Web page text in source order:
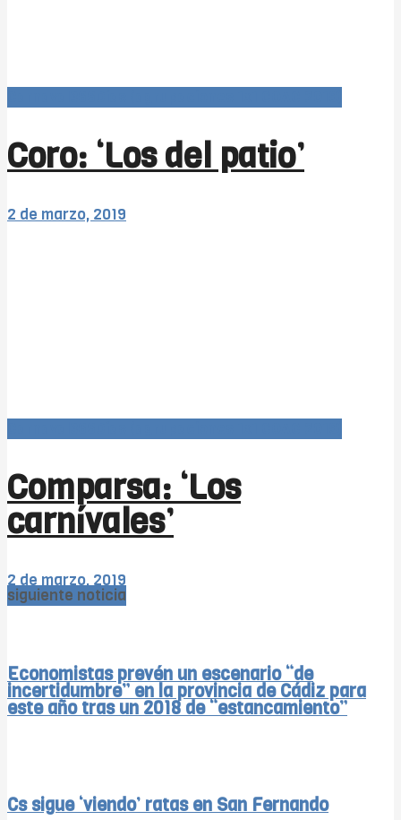
Coro: ‘Los del patio’
2 de marzo, 2019
Comparsa: ‘Los
carnívales’
2 de marzo, 2019
siguiente noticia
Economistas prevén un escenario “de
incertidumbre” en la provincia de Cádiz para
este año tras un 2018 de “estancamiento”
Cs sigue ‘viendo’ ratas en San Fernando